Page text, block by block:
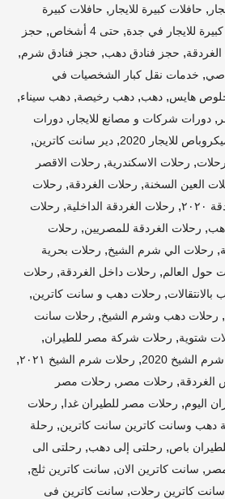
, حافلات كبيرة للايجار , حافلات كبيرة
للايجار في جدة, حتى 4 أشخاص , حجز
, حجز فنادق دهب, حجز فنادق شرم,
, خدمات نقل كبار الشخصيات في
هايس, دهب, دهب رخيصة, دهب سيناء,
, دورات شركات و مصانع للايجار , دورات
للايجار 2020 , دير سانت كاترين,
رحلات, رحلات الاسكندرية, رحلات الاقصر
العين السخنة, رحلات الغردقة, رحلات
, رحلات الغردقة الداخلية, رحلات
, رحلات الغردقة للمصريين, رحلات
, رحلات الي شرم الشيخ, رحلات بحرية
حول العالم, رحلات داخل الغردقة, رحلات
, رحلات دهب و سانت كاترين,
, رحلات دهب وشرم الشيخ, رحلات سانت
شتوية, رحلات شركة مصر للطيران,
الشيخ 2020 , رحلات شرم الشيخ ٢٠٢١ ,
, رحلات مصر , رحلات مصر
اليوم, رحلات مصر للطيران غدا, رحلات
دهب وسانت كاترين سانت كاترين, رحلة
باص, رحلتى إلى دهب, رحلتى الى
, سانت كاترين الان, سانت كاترين ثلج,
سانت كاترين رحلات, سانت كاترين فى